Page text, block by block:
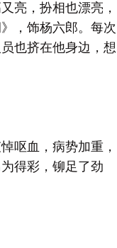
亮，扮相也漂亮，
，饰杨六郎。每次
也挤在他身边，想
呕血，病势加重，
得彩，铆足了劲